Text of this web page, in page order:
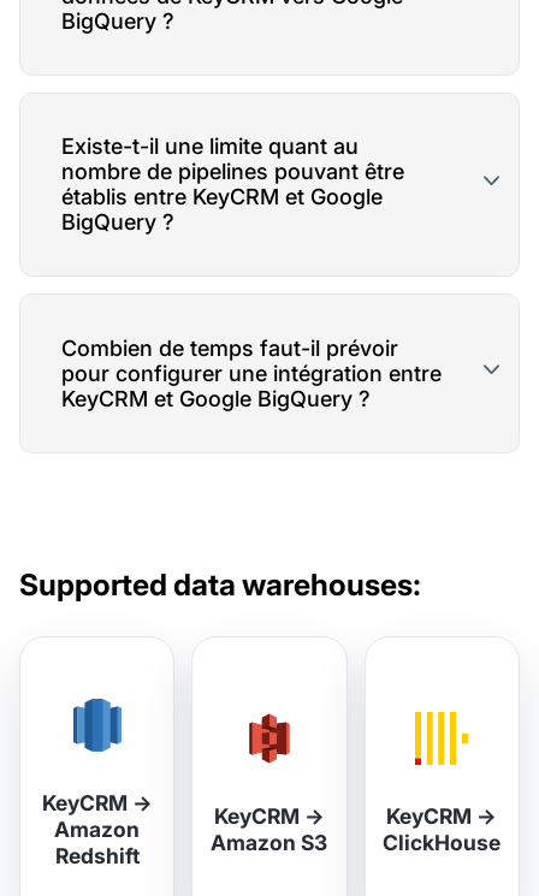
BigQuery ?
Existe-t-il une limite quant au
nombre de pipelines pouvant être
établis entre KeyCRM et Google
BigQuery ?
Combien de temps faut-il prévoir
pour configurer une intégration entre
KeyCRM et Google BigQuery ?
Supported data warehouses:
KeyCRM →
Amazon
Redshift
KeyCRM →
Amazon S3
KeyCRM →
ClickHouse